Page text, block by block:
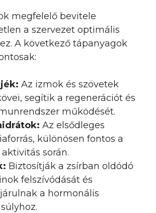
megfelelő bevitele
a szervezet optimális
A következő tápanyagok
Az izmok és szövetek
segítik a regenerációt és
működését.
Az elsődleges
különösen fontos a
során.
Biztosítják a zsírban oldódó
felszívódását és
a hormonális